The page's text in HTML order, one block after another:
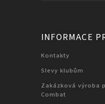
INFORMACE
Kontakty
Slevy klubům
Zakázková výroba
Combat